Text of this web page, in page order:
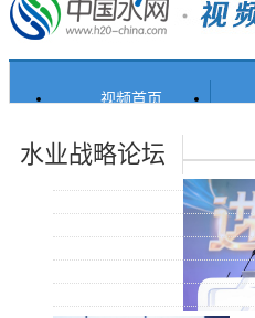
视频首页
专家讲堂
水业战略论坛